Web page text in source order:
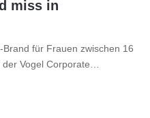
miss in
für Frauen zwischen 16
Vogel Corporate…